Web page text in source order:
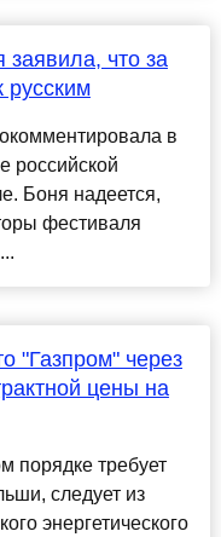
что за
русским
в
российской
Боня надеется,
фестиваля
"Газпром" через
цены на
порядке требует
следует из
энергетического